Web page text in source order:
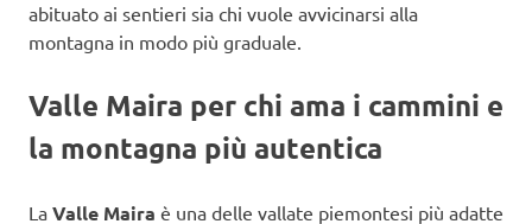
abituato ai sentieri sia chi vuole avvicinarsi alla
montagna in modo più graduale.
Valle Maira per chi ama i cammini e
la montagna più autentica
La Valle Maira è una delle vallate piemontesi più adatte